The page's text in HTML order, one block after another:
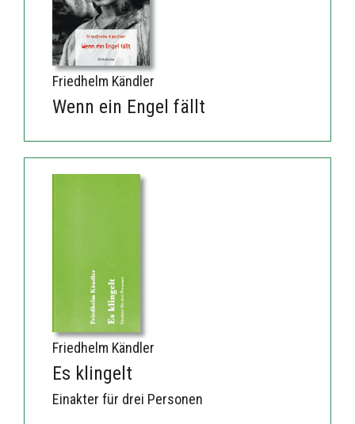
Friedhelm Kändler
Wenn ein Engel fällt
Friedhelm Kändler
Es klingelt
Einakter für drei Personen